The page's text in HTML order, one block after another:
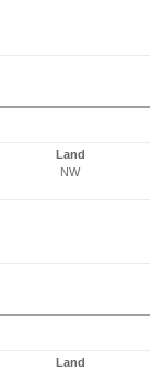
Land
NW
Land